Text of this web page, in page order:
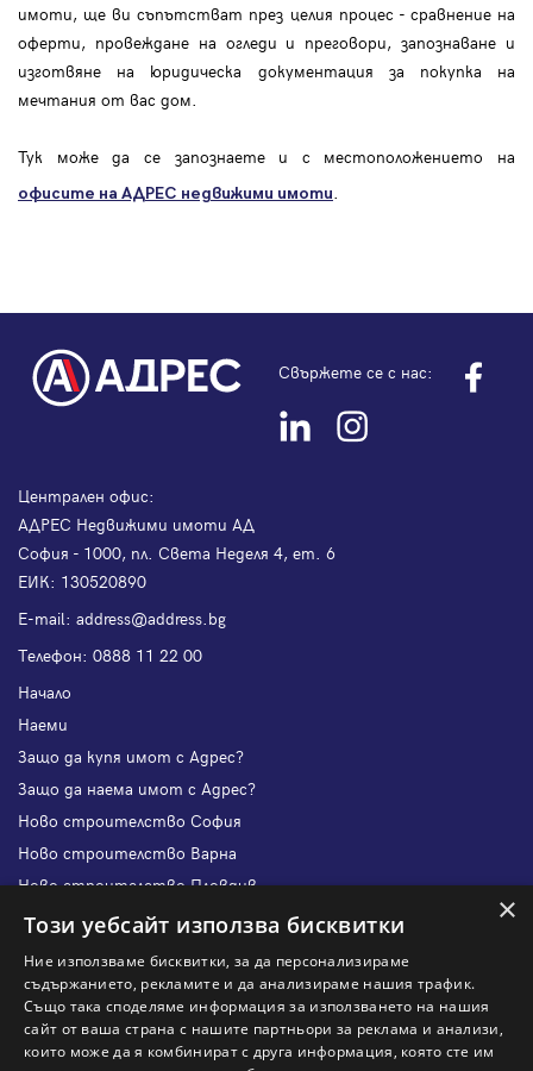
имоти, ще ви съпътстват през целия процес - сравнение на
оферти, провеждане на огледи и преговори, запознаване и
изготвяне на юридическа документация за покупка на
мечтания от вас дом.
Тук може да се запознаете и с местоположението на
офисите на АДРЕС недвижими имоти.
Свържете се с нас:
Централен офис:
АДРЕС Недвижими имоти АД
София - 1000, пл. Света Неделя 4, ет. 6
ЕИК: 130520890
Е-mail: address@address.bg
Телефон: 0888 11 22 00
Начало
Наеми
Защо да купя имот с Адрес?
Защо да наема имот с Адрес?
Ново строителство София
Ново строителство Варна
Ново строителство Пловдив
Ново строителство Бургас
Защо да отдам имот с Адрес?
Наши офиси
Кариери
×
Този уебсайт използва бисквитки
Ние използваме бисквитки, за да персонализираме
съдържанието, рекламите и да анализираме нашия трафик.
Също така споделяме информация за използването на нашия
сайт от ваша страна с нашите партньори за реклама и анализи,
които може да я комбинират с друга информация, която сте им